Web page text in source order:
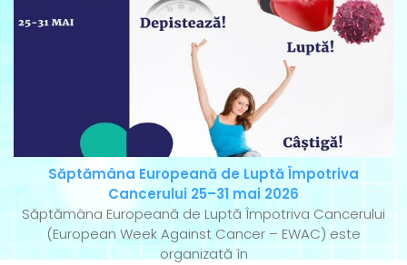
Săptămâna Europeană de Luptă Împotriva
Cancerului 25–31 mai 2026
Săptămâna Europeană de Luptă Împotriva Cancerului
(European Week Against Cancer – EWAC) este
organizată în